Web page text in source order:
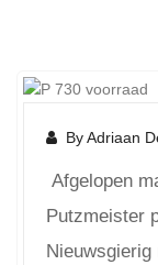
By Adriaan
Afgelopen
Putzmeister
Nieuwsgierig